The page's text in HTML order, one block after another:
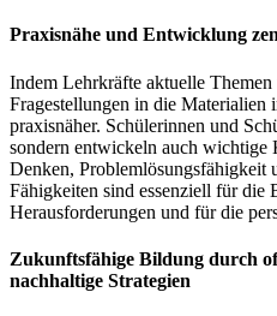
Praxisnähe und Entwicklung
Indem Lehrkräfte aktuelle
Fragestellungen in die
praxisnäher. Schülerinnen und
sondern entwickeln auch wichtige
Denken, Problemlösungsfähigkeit
Fähigkeiten sind essenziell für
Herausforderungen und für die
Zukunftsfähige Bildung durch
nachhaltige Strategien